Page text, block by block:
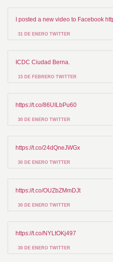
I posted a new video to Facebook
31 DE ENERO TWITTER
ICDC Ciudad Berna.
15 DE FEBRERO TWITTER
https://t.co/86UILbPu60
30 DE ENERO TWITTER
https://t.co/24dQneJWGx
30 DE ENERO TWITTER
https://t.co/OUZbZMmDJt
30 DE ENERO TWITTER
https://t.co/NYLtOKj497
30 DE ENERO TWITTER